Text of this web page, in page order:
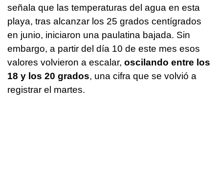
señala que las temperaturas del agua en esta
playa, tras alcanzar los 25 grados centígrados
en junio, iniciaron una paulatina bajada. Sin
embargo, a partir del día 10 de este mes esos
valores volvieron a escalar, oscilando entre los
18 y los 20 grados, una cifra que se volvió a
registrar el martes.